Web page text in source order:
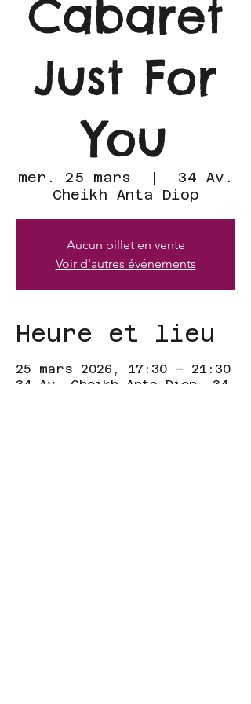
Cabaret
Just For
You
mer. 25 mars
  |
34 Av.
Cheikh Anta Diop
Aucun billet en vente
Voir d'autres événements
Heure et lieu
25 mars 2026, 17:30 – 21:30
34 Av. Cheikh Anta Diop, 34